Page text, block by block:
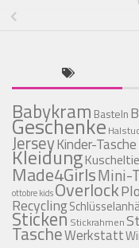
Babykram Basteln
Geschenke
JerseyKinder-Tasche
Kleidung
Made4GirlsMini-
ottobre kidsOverlock
Recycling
Sticken Stickrahmen
TascheWerkstatt